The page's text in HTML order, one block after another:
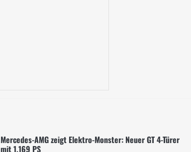
Mercedes-AMG zeigt Elektro-Monster: Neuer GT 4-Türer
mit 1.169 PS